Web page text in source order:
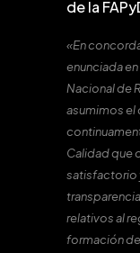
de la
«En
enunciada
Nacional de
asumimos
Calidad que
satisfactorio
relativos al
formación